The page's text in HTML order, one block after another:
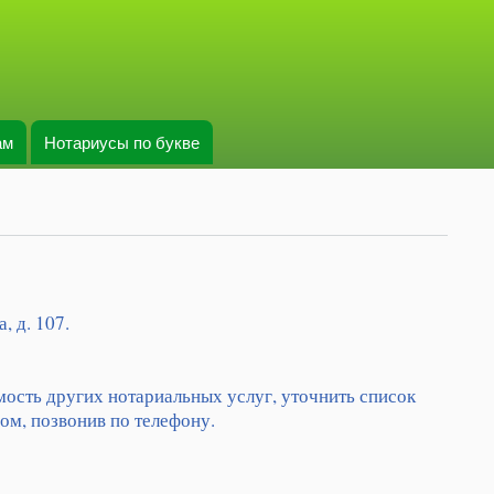
Нотариусы по букве
д. 107.
других нотариальных услуг, уточнить список
позвонив по телефону.